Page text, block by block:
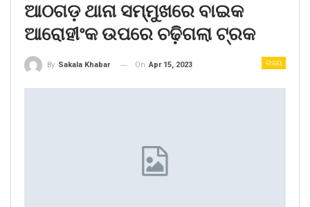
ଆଠଗଡ଼ ଥାନା ସମ୍ମୁଖରେ ବାଇକ
ଆରୋହୀଂକ ଉପରେ ଚଢ଼ିଗଲା ଟ୍ରକ
ରାଜ୍ୟ
By Sakala Khabar On Apr 15, 2023